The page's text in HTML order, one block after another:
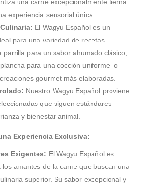
una carne excepcionalmente tierna
experiencia sensorial única.
El Wagyu Español es un
para una variedad de recetas.
parrilla para un sabor ahumado clásico,
para una cocción uniforme, o
gourmet más elaboradas.
Nuestro Wagyu Español proviene
que siguen estándares
y bienestar animal.
Experiencia Exclusiva:
Exigentes: El Wagyu Español es
los amantes de la carne que buscan una
superior. Su sabor excepcional y